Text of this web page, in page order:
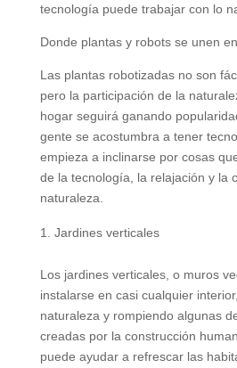
tecnología puede trabajar con lo
Donde plantas y robots se unen
Las plantas robotizadas no son
pero la participación de la
hogar seguirá ganando
gente se acostumbra a tener
empieza a inclinarse por cosas
de la tecnología, la relajación y la
naturaleza.
Jardines verticales
Los jardines verticales, o muros
instalarse en casi cualquier
naturaleza y rompiendo algunas
creadas por la construcción
puede ayudar a refrescar las